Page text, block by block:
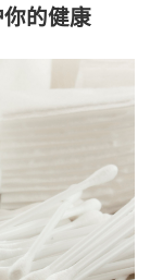
的健康